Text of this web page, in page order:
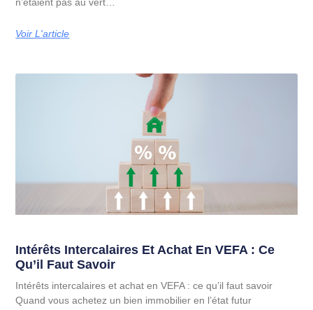
n’étaient pas au vert…
Voir L'article
Intérêts Intercalaires Et Achat En VEFA : Ce
Qu’il Faut Savoir
Intérêts intercalaires et achat en VEFA : ce qu’il faut savoir
Quand vous achetez un bien immobilier en l’état futur